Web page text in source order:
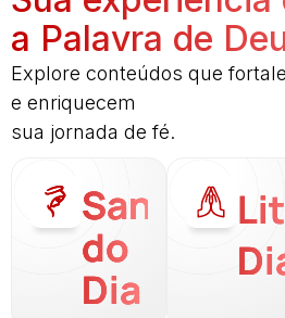
a Palavra de
Explore conteúdos que
e enriquecem
sua jornada de fé.
Santo
do
Dia